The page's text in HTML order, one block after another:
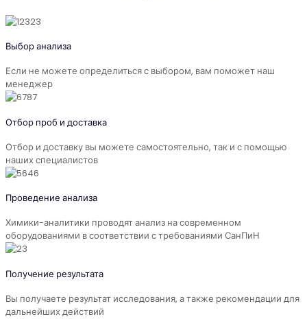
Выбор анализа
Если не можете определиться с выбором, вам поможет наш
менеджер
Отбор проб и доставка
Отбор и доставку вы можете самостоятельно, так и с помощью
наших специалистов
Проведение анализа
Химики-аналитики проводят анализ на современном
оборудованиями в соответствии с требованиями СанПиН
Получение результата
Вы получаете результат исследования, а также рекомендации для
дальнейших действий